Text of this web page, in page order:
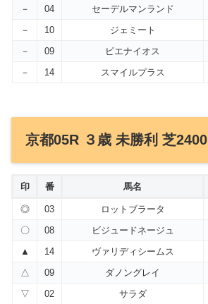
－
04 セーデルマンランド
－
10 ジェミート
－
09 ピエナイオス
－
14 スマイルプラス
京都05R ３歳 未勝利 芝2400
印 番 馬名
◎ 03 ロットブラータ
〇
08 ビジュードネージュ
▲
14 ヴァリディシームス
△
09 ダノングレイ
▽
02 サラダ